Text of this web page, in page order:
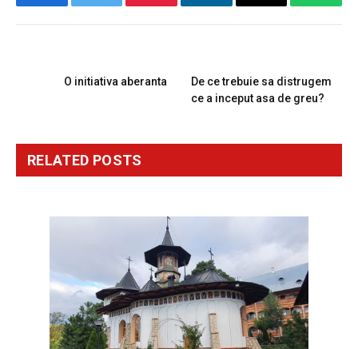
FacebookTwitter Pinterest LinkedInEmail
O initiativa aberanta
De ce trebuie sa distrugem
ce a inceput asa de greu?
RELATED POSTS